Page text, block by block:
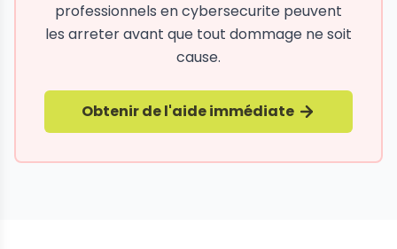
professionnels en cybersecurite peuvent
les arreter avant que tout dommage ne soit
cause.
Obtenir de l'aide immédiate